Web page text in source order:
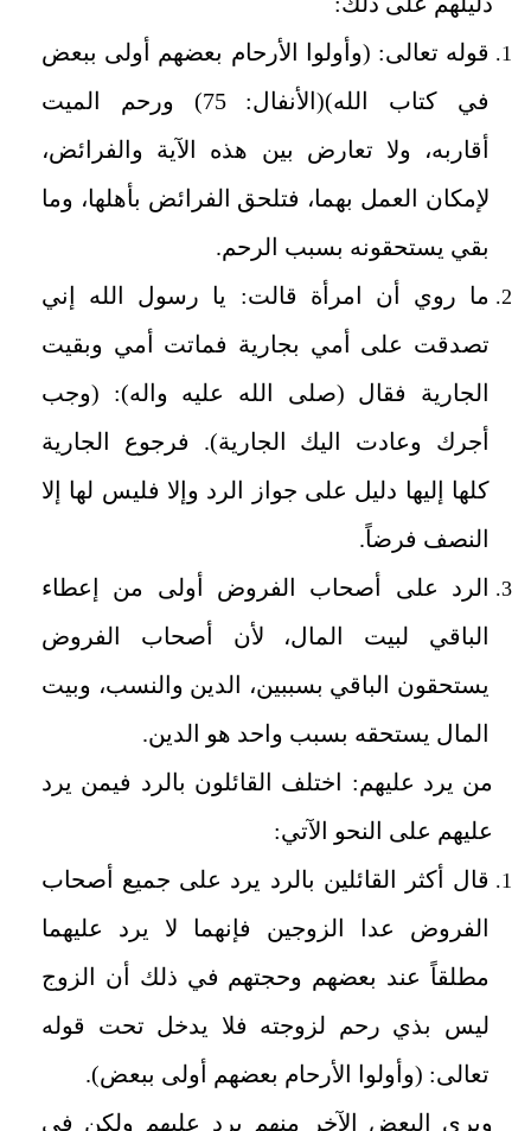
قوله تعالى: (وأولوا الأرحام بعضهم أولى ببعض
في كتاب الله)(الأنفال: 75) ورحم الميت
أقاربه، ولا تعارض بين هذه الآية والفرائض،
لإمكان العمل بهما، فتلحق الفرائض بأهلها، وما
بقي يستحقونه بسبب الرحم.
ما روي أن امرأة قالت: يا رسول الله إني
تصدقت على أمي بجارية فماتت أمي وبقيت
الجارية فقال (صلى الله عليه واله): (وجب
أجرك وعادت اليك الجارية). فرجوع الجارية
كلها إليها دليل على جواز الرد وإلا فليس لها إلا
النصف فرضاً.
الرد على أصحاب الفروض أولى من إعطاء
الباقي لبيت المال، لأن أصحاب الفروض
يستحقون الباقي بسببين، الدين والنسب، وبيت
المال يستحقه بسبب واحد هو الدين.
من يرد عليهم: اختلف القائلون بالرد فيمن يرد
عليهم على النحو الآتي:
قال أكثر القائلين بالرد يرد على جميع أصحاب
الفروض عدا الزوجين فإنهما لا يرد عليهما
مطلقاً عند بعضهم وحجتهم في ذلك أن الزوج
ليس بذي رحم لزوجته فلا يدخل تحت قوله
تعالى: (وأولوا الأرحام بعضهم أولى ببعض).
ويرى البعض الآخر منهم يرد عليهم ولكن في